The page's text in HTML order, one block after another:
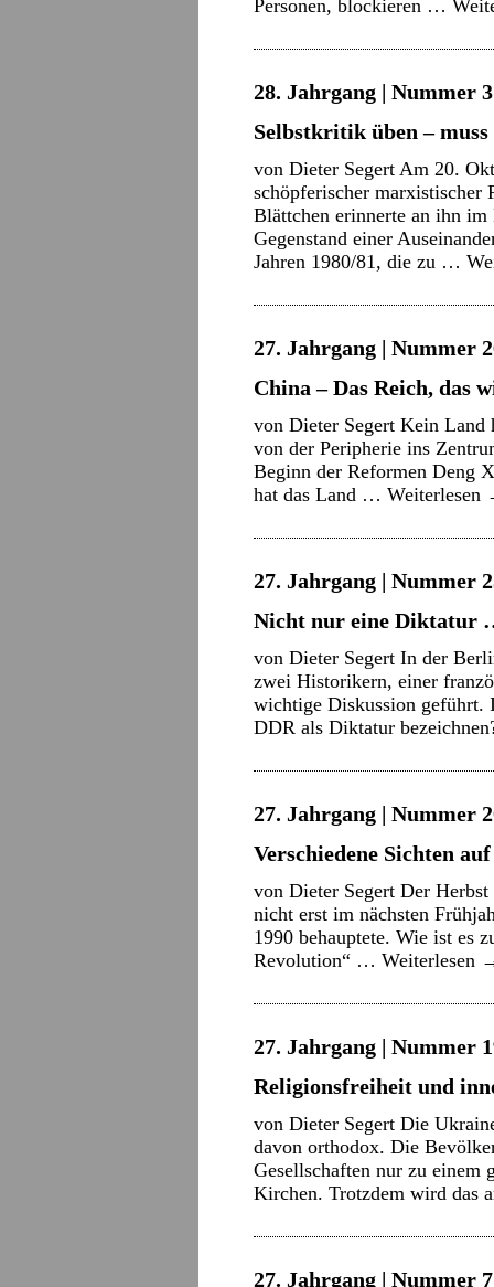
Personen, blockieren …
28. Jahrgang | Nummer
Selbstkritik üben – muss
von Dieter Segert Am 20.
schöpferischer marxistischer
Blättchen erinnerte an ihn im
Gegenstand einer
Jahren 1980/81, die zu …
27. Jahrgang | Nummer
China – Das Reich, das
von Dieter Segert Kein Land
von der Peripherie ins
Beginn der Reformen Deng
hat das Land … Weiterlesen
27. Jahrgang | Nummer
Nicht nur eine Diktatur
von Dieter Segert In der
zwei Historikern, einer
wichtige Diskussion geführt.
DDR als Diktatur
27. Jahrgang | Nummer
Verschiedene Sichten
von Dieter Segert Der
nicht erst im nächsten
1990 behauptete. Wie ist es
Revolution“ … Weiterlesen
27. Jahrgang | Nummer
Religionsfreiheit und
von Dieter Segert Die
davon orthodox. Die
Gesellschaften nur zu
Kirchen. Trotzdem wird das
27. Jahrgang | Nummer